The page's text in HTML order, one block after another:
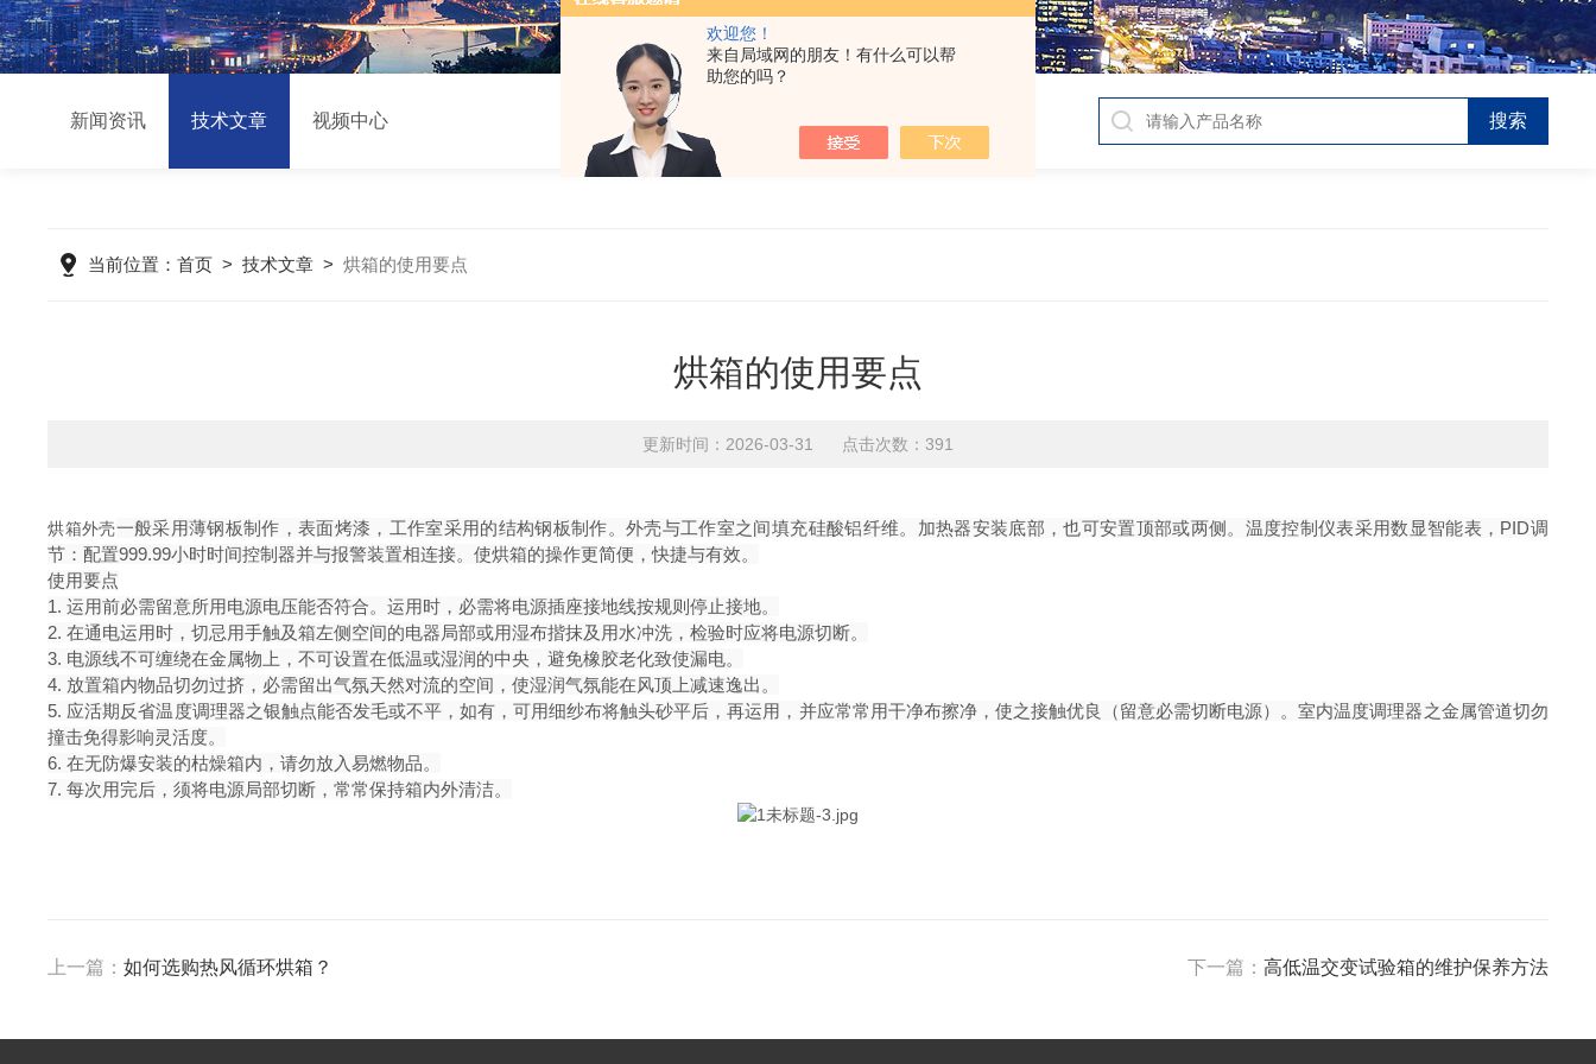
欢迎您！
来自局域网的朋友！有什么可以帮
助您的吗？
新闻资讯 技术文章 视频中心
当前位置：首页 >技术文章 >烘箱的使用要点
烘箱的使用要点
更新时间：2026-03-31 点击次数：391
烘箱外壳一般采用薄钢板制作，表面烤漆，工作室采用的结构钢板制作。外壳与工作室之间填充硅酸铝纤维。加热器安装底部，也可安置顶部或两侧。温度控制仪表采用数显智能表，PID调
节：配置999.99小时时间控制器并与报警装置相连接。使烘箱的操作更简便，快捷与有效。
使用要点
1. 运用前必需留意所用电源电压能否符合。运用时，必需将电源插座接地线按规则停止接地。
2. 在通电运用时，切忌用手触及箱左侧空间的电器局部或用湿布揩抹及用水冲洗，检验时应将电源切断。
3. 电源线不可缠绕在金属物上，不可设置在低温或湿润的中央，避免橡胶老化致使漏电。
4. 放置箱内物品切勿过挤，必需留出气氛天然对流的空间，使湿润气氛能在风顶上减速逸出。
5. 应活期反省温度调理器之银触点能否发毛或不平，如有，可用细纱布将触头砂平后，再运用，并应常常用干净布擦净，使之接触优良（留意必需切断电源）。室内温度调理器之金属管道切勿
撞击免得影响灵活度。
6. 在无防爆安装的枯燥箱内，请勿放入易燃物品。
7. 每次用完后，须将电源局部切断，常常保持箱内外清洁。
上一篇：如何选购热风循环烘箱？ 下一篇： 高低温交变试验箱的维护保养方法